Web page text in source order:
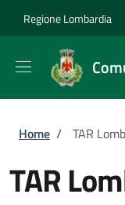
Regione Lombardia
Briciole
Home / TAR
TAR